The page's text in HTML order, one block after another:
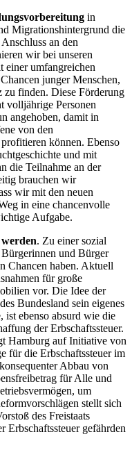
in
Migrationshintergrund die
an den
wir bei unseren
einer umfangreichen
junger Menschen,
zu finden. Diese Förderung
volljährige Personen
angehoben, damit in
von den
können. Ebenso
und mit
die Teilnahme an der
brauchen wir
wir mit den neuen
in eine chancenvolle
Aufgabe.
. Zu einer sozial
Bürgerinnen und Bürger
Chancen haben. Aktuell
für große
vor. Die Idee der
Bundesland sein eigenes
ist ebenso absurd wie die
der Erbschaftssteuer.
Hamburg auf Initiative von
für die Erbschaftssteuer im
Abbau von
für Alle und
um
stellt sich
des Freistaats
Erbschaftssteuer gefährden